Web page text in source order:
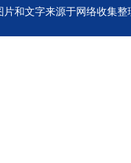
和文字来源于网络收集